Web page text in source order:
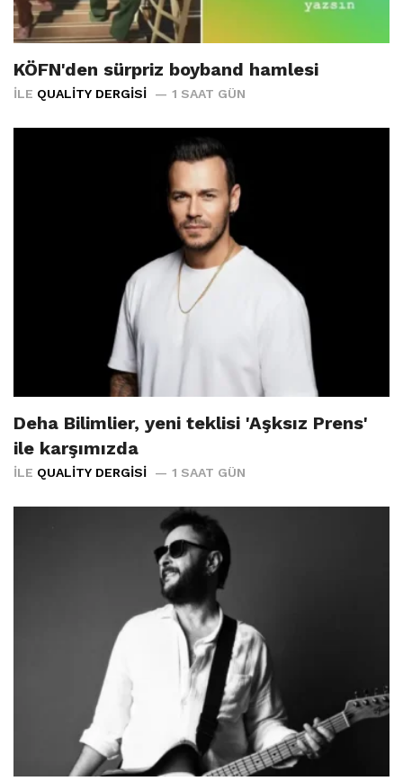
KÖFN'den sürpriz boyband hamlesi
İLE QUALITY DERGISI 1 SAAT GÜN
Deha Bilimlier, yeni teklisi 'Aşksız Prens'
ile karşımızda
İLE QUALITY DERGISI 1 SAAT GÜN